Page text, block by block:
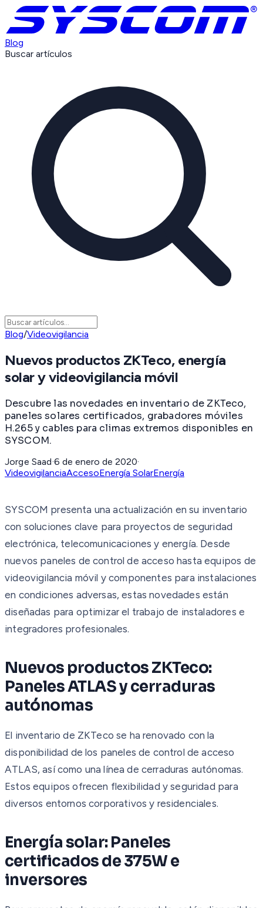
Blog
Buscar artículos
Blog/Videovigilancia
Nuevos productos ZKTeco, energía
solar y videovigilancia móvil
Descubre las novedades en inventario de ZKTeco,
paneles solares certificados, grabadores móviles
H.265 y cables para climas extremos disponibles en
SYSCOM.
Jorge Saad·6 de enero de 2020·
VideovigilanciaAccesoEnergía SolarEnergía
SYSCOM presenta una actualización en su inventario
con soluciones clave para proyectos de seguridad
electrónica, telecomunicaciones y energía. Desde
nuevos paneles de control de acceso hasta equipos de
videovigilancia móvil y componentes para instalaciones
en condiciones adversas, estas novedades están
diseñadas para optimizar el trabajo de instaladores e
integradores profesionales.
Nuevos productos ZKTeco:
Paneles ATLAS y cerraduras
autónomas
El inventario de ZKTeco se ha renovado con la
disponibilidad de los paneles de control de acceso
ATLAS, así como una línea de cerraduras autónomas.
Estos equipos ofrecen flexibilidad y seguridad para
diversos entornos corporativos y residenciales.
Energía solar: Paneles
certificados de 375W e
inversores